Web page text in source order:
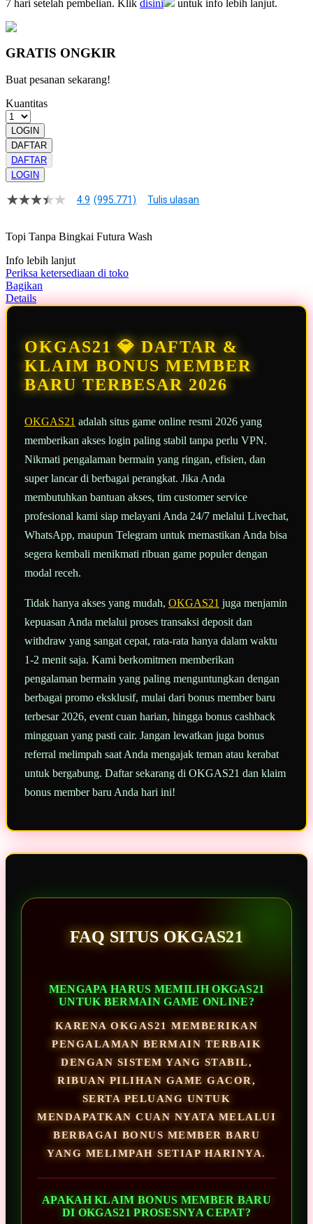
7 hari setelah pembelian. Klik disini untuk info lebih lanjut.
GRATIS ONGKIR
Buat pesanan sekarang!
Kuantitas
LOGIN
DAFTAR
DAFTAR
LOGIN
4.9
bintang,
rating
rata-
rata.
Read
13
halaman
yang
sama.
4.9 (995.771) Tulis ulasan
Topi Tanpa Bingkai Futura Wash
Info lebih lanjut
Periksa ketersediaan di toko
Bagikan
Details
OKGAS21 💎 DAFTAR &
KLAIM BONUS MEMBER
BARU TERBESAR 2026
OKGAS21 adalah situs game online resmi 2026 yang
memberikan akses login paling stabil tanpa perlu VPN.
Nikmati pengalaman bermain yang ringan, efisien, dan
super lancar di berbagai perangkat. Jika Anda
membutuhkan bantuan akses, tim customer service
profesional kami siap melayani Anda 24/7 melalui Livechat,
WhatsApp, maupun Telegram untuk memastikan Anda bisa
segera kembali menikmati ribuan game populer dengan
modal receh.
Tidak hanya akses yang mudah, OKGAS21 juga menjamin
kepuasan Anda melalui proses transaksi deposit dan
withdraw yang sangat cepat, rata-rata hanya dalam waktu
1-2 menit saja. Kami berkomitmen memberikan
pengalaman bermain yang paling menguntungkan dengan
berbagai promo eksklusif, mulai dari bonus member baru
terbesar 2026, event cuan harian, hingga bonus cashback
mingguan yang pasti cair. Jangan lewatkan juga bonus
referral melimpah saat Anda mengajak teman atau kerabat
untuk bergabung. Daftar sekarang di OKGAS21 dan klaim
bonus member baru Anda hari ini!
FAQ SITUS OKGAS21
MENGAPA HARUS MEMILIH OKGAS21
UNTUK BERMAIN GAME ONLINE?
KARENA OKGAS21 MEMBERIKAN
PENGALAMAN BERMAIN TERBAIK
DENGAN SISTEM YANG STABIL,
RIBUAN PILIHAN GAME GACOR,
SERTA PELUANG UNTUK
MENDAPATKAN CUAN NYATA MELALUI
BERBAGAI BONUS MEMBER BARU
YANG MELIMPAH SETIAP HARINYA.
APAKAH KLAIM BONUS MEMBER BARU
DI OKGAS21 PROSESNYA CEPAT?